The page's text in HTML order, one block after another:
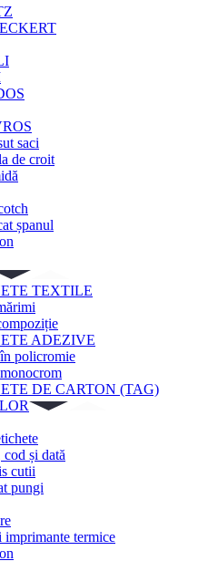
saci
de croit
șpanul
TEXTILE
ADEZIVE
policromie
DE CARTON (TAG)
și dată
cutii
pungi
imprimante termice